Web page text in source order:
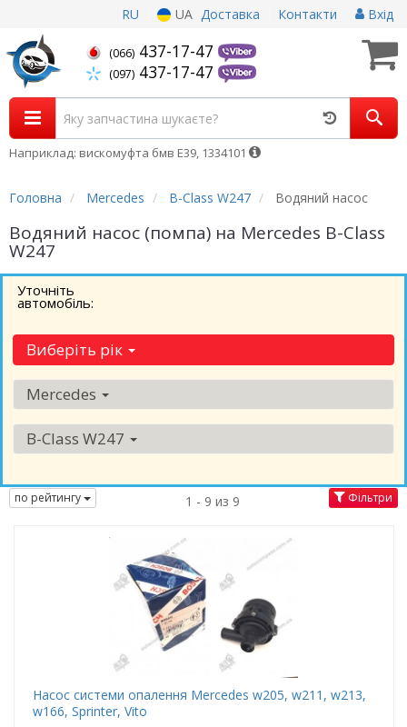
RU UA Доставка Контакти Вхід
(066) 437-17-47
(097) 437-17-47
Наприклад: вискомуфта бмв Е39, 1334101
Головна Mercedes B-Class W247 Водяний насос
Водяний насос (помпа) на Mercedes B-Class
W247
Уточніть
автомобіль:
Виберіть рік
Mercedes
B-Class W247
по рейтингу 1 - 9 из 9 Фільтри
Насос системи опалення Mercedes w205, w211, w213,
w166, Sprinter, Vito